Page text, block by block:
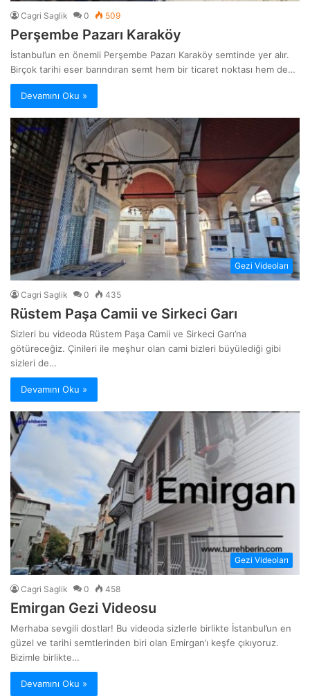
Cagri Saglik 0 509
Perşembe Pazarı Karaköy
İstanbul’un en önemli Perşembe Pazarı Karaköy semtinde yer alır.
Birçok tarihi eser barındıran semt hem bir ticaret noktası hem de…
Devamını Oku »
Gezi Videoları
Cagri Saglik 0 435
Rüstem Paşa Camii ve Sirkeci Garı
Sizleri bu videoda Rüstem Paşa Camii ve Sirkeci Garı’na
götüreceğiz. Çinileri ile meşhur olan cami bizleri büyülediği gibi
sizleri de…
Devamını Oku »
Gezi Videoları
Cagri Saglik 0 458
Emirgan Gezi Videosu
Merhaba sevgili dostlar! Bu videoda sizlerle birlikte İstanbul’un en
güzel ve tarihi semtlerinden biri olan Emirgan’ı keşfe çıkıyoruz.
Bizimle birlikte…
Devamını Oku »